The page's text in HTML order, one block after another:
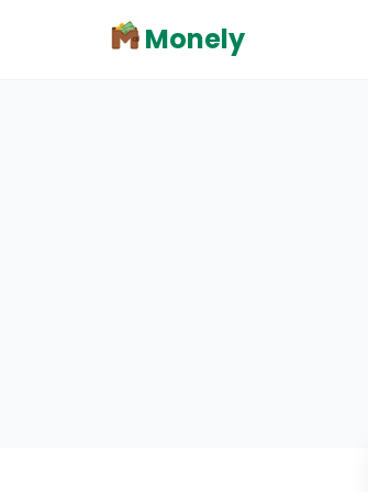
Monely